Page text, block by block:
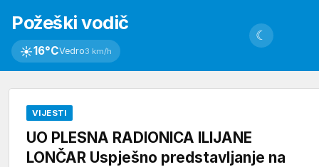
Požeški vodič
☀16°CVedro3 km/h
☾
VIJESTI
UO PLESNA RADIONICA ILIJANE
LONČAR Uspješno predstavljanje na